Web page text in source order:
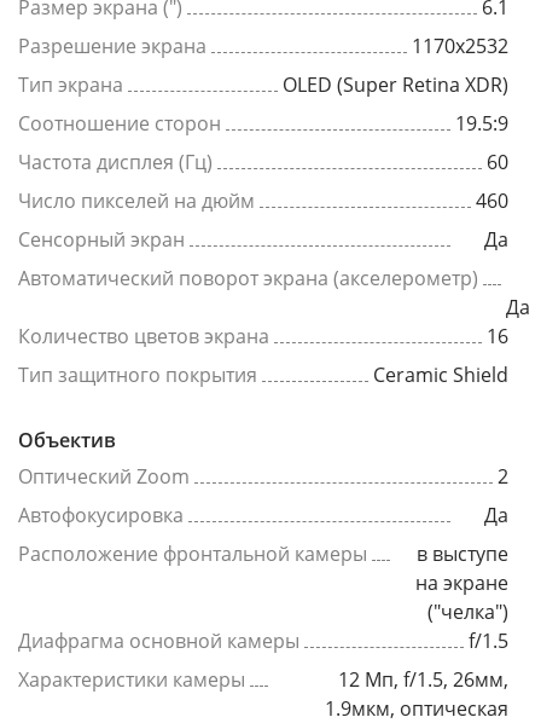
Размер экрана (")
6.1
Разрешение экрана
1170x2532
Тип экрана
OLED (Super Retina XDR)
Соотношение сторон
19.5:9
Частота дисплея (Гц)
60
Число пикселей на дюйм
460
Сенсорный экран
Да
Автоматический поворот экрана (акселерометр)
Да
Количество цветов экрана
16
Тип защитного покрытия
Ceramic Shield
Объектив
Оптический Zoom
2
Автофокусировка
Да
Расположение фронтальной камеры
в выступе
на экране
("челка")
Диафрагма основной камеры
f/1.5
Характеристики камеры
12 Мп, f/1.5, 26мм,
1.9мкм, оптическая